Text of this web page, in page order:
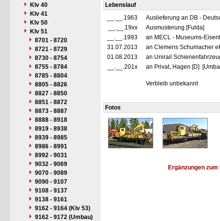
Klv 40
Klv 41
Klv 50
Klv 51
8701 - 8720
8721 - 8729
8730 - 8754
8755 - 8784
8785 - 8804
8805 - 8826
8827 - 8850
8851 - 8872
8873 - 8887
8888 - 8918
8919 - 8938
8939 - 8985
8986 - 8991
8992 - 9031
9032 - 9069
9070 - 9089
9090 - 9107
9108 - 9137
9138 - 9161
9162 - 9164 (Klv 53)
9162 - 9172 (Umbau)
Lebenslauf
__.__.1963
Auslieferung an DB -
__.__.19xx
Ausmusterung [Fulda]
__.__.1993
an MECL - Museums-
31.07.2013
an Clemens Schumacher
01.08.2013
an Unirail
__.__.201x
an Privat, Hagen [D]
Verbleib unbekannt
Fotos
Ergänzungen